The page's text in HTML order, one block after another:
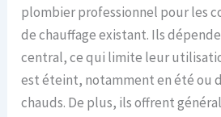
plombier professionnel pour les
de chauffage existant. Ils
central, ce qui limite leur
est éteint, notamment en été ou
chauds. De plus, ils offrent